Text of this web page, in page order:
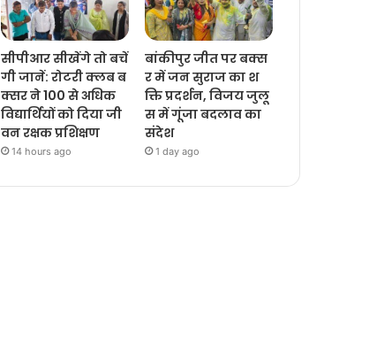
सीपीआर सीखेंगे तो बचें
गी जानें: रोटरी क्लब ब
क्सर ने 100 से अधिक
विद्यार्थियों को दिया जी
वन रक्षक प्रशिक्षण
14 hours ago
बांकीपुर जीत पर बक्स
र में जन सुराज का श
क्ति प्रदर्शन, विजय जुलू
स में गूंजा बदलाव का
संदेश
1 day ago